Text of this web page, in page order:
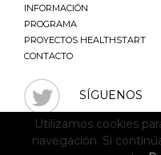
INFORMACIÓN
PROGRAMA
PROYECTOS HEALTHSTART
CONTACTO
SÍGUENOS
Utilizamos cookies
navegación. Si